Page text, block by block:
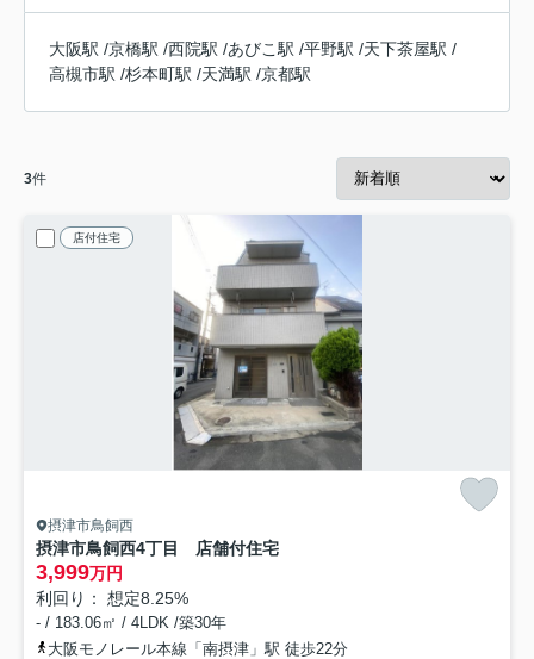
大阪駅 /京橋駅 /西院駅 /あびこ駅 /平野駅 /天下茶屋駅 /
高槻市駅 /杉本町駅 /天満駅 /京都駅
3件
店付住宅
摂津市鳥飼西
摂津市鳥飼西4丁目 店舗付住宅
3,999万円
利回り： 想定8.25%
- / 183.06㎡ / 4LDK /築30年
大阪モノレール本線「南摂津」駅 徒歩22分